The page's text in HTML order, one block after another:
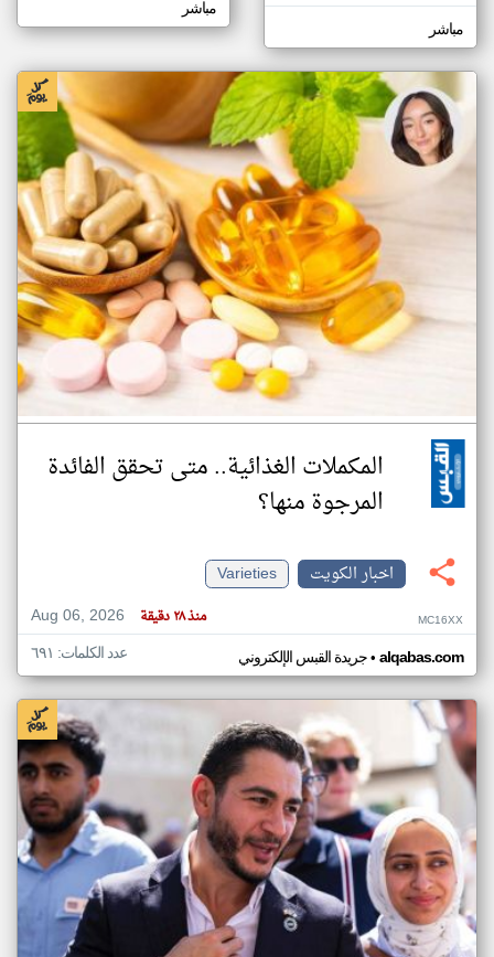
مباشر
مباشر
المكملات الغذائية.. متى تحقق الفائدة
المرجوة منها؟
اخبار الكويت
Varieties
Aug 06, 2026
منذ ٢٨ دقيقة MC16XX
جريدة القبس الإلكتروني• alqabas.com عدد الكلمات: ٦٩١